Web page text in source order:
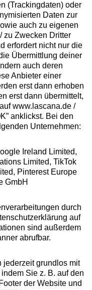
(Trackingdaten) oder
Daten zur
auch zu eigenen
zu Zwecken Dritter
erfordert nicht nur die
Übermittlung deiner
auch deren
Anbieter einer
erst dann erhoben
erst dann übermittelt,
www.lascana.de /
anklickst. Bei den
Unternehmen:
Ireland Limited,
Limited, TikTok
Pinterest Europe
GmbH
durch
auf
sind außerdem
abrufbar.
grundlos mit
Sie z. B. auf den
der Website und